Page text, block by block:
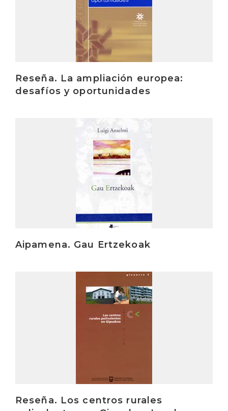
Reseña. La ampliación europea:
desafíos y oportunidades
Aipamena. Gau Ertzekoak
Reseña. Los centros rurales